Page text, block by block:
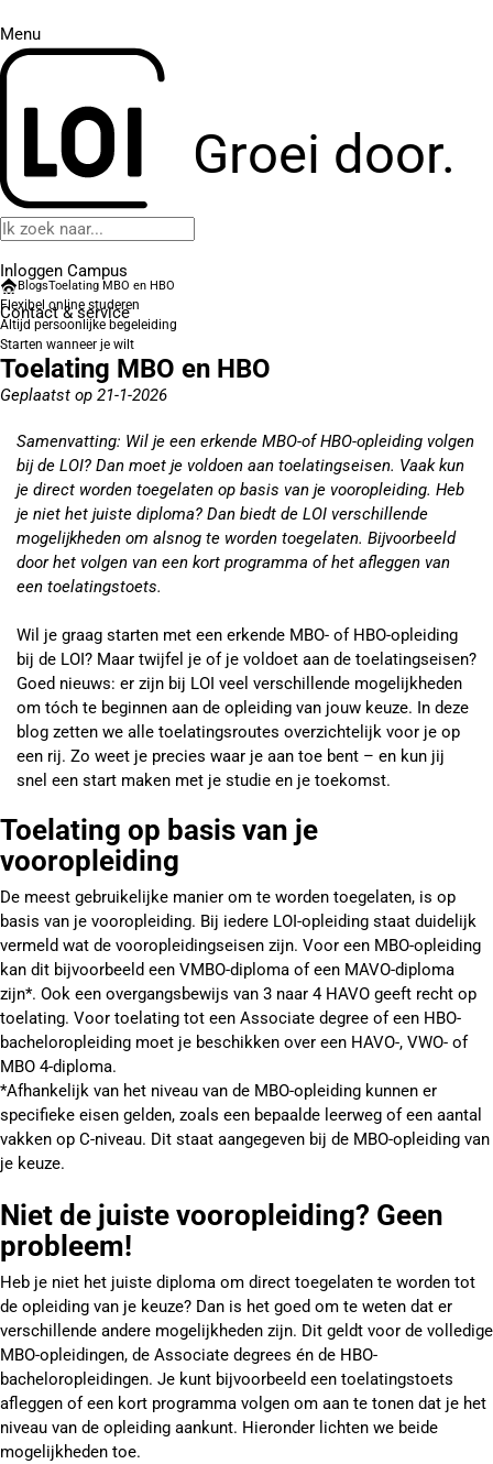
Menu
Groei door.
Inloggen Campus
Contact& service
BlogsToelating MBO en HBO
Flexibel online studeren
Altijd persoonlijke begeleiding
Starten wanneer je wilt
Toelating MBO en HBO
Geplaatst op 21-1-2026
Samenvatting: Wil je een erkende MBO-of HBO-opleiding volgen
bij de LOI? Dan moet je voldoen aan toelatingseisen. Vaak kun
je direct worden toegelaten op basis van je vooropleiding. Heb
je niet het juiste diploma? Dan biedt de LOI verschillende
mogelijkheden om alsnog te worden toegelaten. Bijvoorbeeld
door het volgen van een kort programma of het afleggen van
een toelatingstoets.
Wil je graag starten met een erkende MBO- of HBO-opleiding
bij de LOI? Maar twijfel je of je voldoet aan de toelatingseisen?
Goed nieuws: er zijn bij LOI veel verschillende mogelijkheden
om tóch te beginnen aan de opleiding van jouw keuze. In deze
blog zetten we alle toelatingsroutes overzichtelijk voor je op
een rij. Zo weet je precies waar je aan toe bent – en kun jij
snel een start maken met je studie en je toekomst.
Toelating op basis van je
vooropleiding
De meest gebruikelijke manier om te worden toegelaten, is op
basis van je vooropleiding. Bij iedere LOI-opleiding staat duidelijk
vermeld wat de vooropleidingseisen zijn. Voor een MBO-opleiding
kan dit bijvoorbeeld een VMBO-diploma of een MAVO-diploma
zijn*. Ook een overgangsbewijs van 3 naar 4 HAVO geeft recht op
toelating. Voor toelating tot een Associate degree of een HBO-
bacheloropleiding moet je beschikken over een HAVO-, VWO- of
MBO 4-diploma.
*Afhankelijk van het niveau van de MBO-opleiding kunnen er
specifieke eisen gelden, zoals een bepaalde leerweg of een aantal
vakken op C-niveau. Dit staat aangegeven bij de MBO-opleiding van
je keuze.
Niet de juiste vooropleiding? Geen
probleem!
Heb je niet het juiste diploma om direct toegelaten te worden tot
de opleiding van je keuze? Dan is het goed om te weten dat er
verschillende andere mogelijkheden zijn. Dit geldt voor de volledige
MBO-opleidingen, de Associate degrees én de HBO-
bacheloropleidingen. Je kunt bijvoorbeeld een toelatingstoets
afleggen of een kort programma volgen om aan te tonen dat je het
niveau van de opleiding aankunt. Hieronder lichten we beide
mogelijkheden toe.